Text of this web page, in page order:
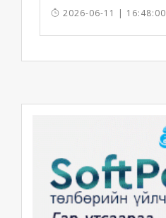
2026-06-11 | 16:48:00